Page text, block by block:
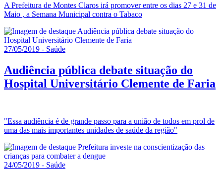
A Prefeitura de Montes Claros irá promover entre os dias 27 e 31 de
Maio , a Semana Municipal contra o Tabaco
27/05/2019 - Saúde
Audiência pública debate situação do
Hospital Universitário Clemente de Faria
"Essa audiência é de grande passo para a união de todos em prol de
uma das mais importantes unidades de saúde da região"
24/05/2019 - Saúde